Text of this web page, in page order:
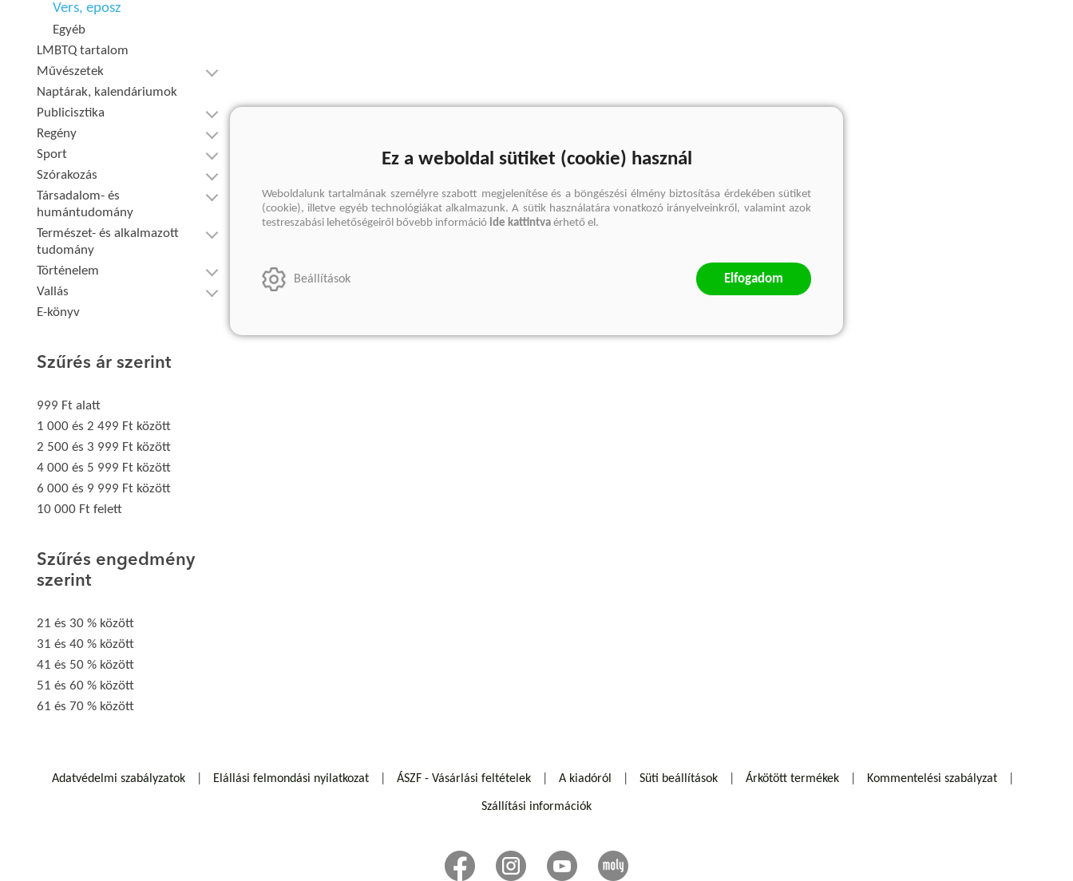
Vers, eposz
Egyéb
LMBTQ tartalom
Művészetek
Naptárak, kalendáriumok
Publicisztika
Regény
Sport
Szórakozás
Társadalom- és
humántudomány
Természet- és alkalmazott
tudomány
Történelem
Vallás
E-könyv
Szűrés ár szerint
999 Ft alatt
1 000 és 2 499 Ft között
2 500 és 3 999 Ft között
4 000 és 5 999 Ft között
6 000 és 9 999 Ft között
10 000 Ft felett
Szűrés engedmény
szerint
21 és 30 % között
31 és 40 % között
41 és 50 % között
51 és 60 % között
61 és 70 % között
Adatvédelmi szabályzatok Elállási felmondási nyilatkozat ÁSZF - Vásárlási feltételek A kiadóról Süti beállítások Árkötött termékek Kommentelési szabályzat
Szállítási információk
Ez a weboldal sütiket (cookie) használ
Weboldalunk tartalmának személyre szabott megjelenítése és a böngészési élmény biztosítása érdekében sütiket
(cookie), illetve egyéb technológiákat alkalmazunk. A sütik használatára vonatkozó irányelveinkről, valamint azok
testreszabási lehetőségeiről bővebb információ ide kattintva érhető el.
Beállítások Elfogadom